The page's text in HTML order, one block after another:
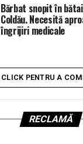
Bărbat snopit în
Coldău. Necesită
îngrijiri medicale
CLICK PENTRU A
RECLAMĂ